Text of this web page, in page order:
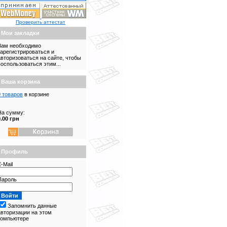
Проверить аттестат
Мои закладки
необходимо
и
на сайте, чтобы
этим...
Ваша корзина
товаров в корзине
сумму:
грн
Профиль
Mail
Запомнить данные
на этом